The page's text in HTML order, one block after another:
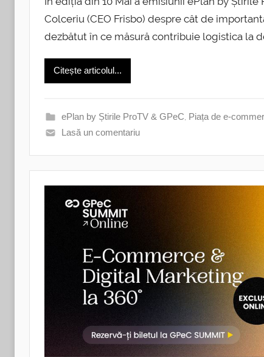
Colceriu (CEO Frisbo) despre cât de
dezbătut în ce măsură contribuie logistica la
Citește articolul...
ePlan by Știrile ProTV & GPeC, Piața de e-
Lasă un comentariu